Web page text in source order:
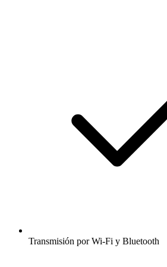
Transmisión por Wi-Fi y Bluetooth